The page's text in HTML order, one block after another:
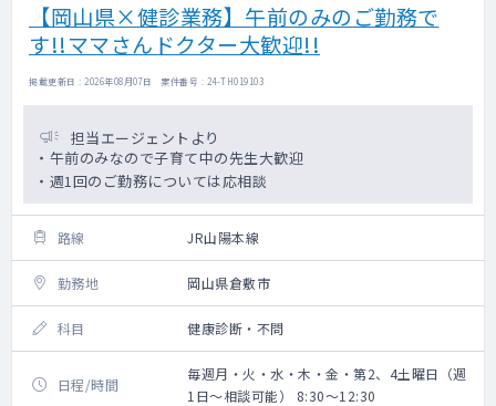
【岡山県×健診業務】午前のみのご勤務で
す!!ママさんドクター大歓迎!!
掲載更新日 : 2026年08月07日 案件番号 : 24-TH019103
担当エージェントより
・午前のみなので子育て中の先生大歓迎
・週1回のご勤務については応相談
路線 JR山陽本線
勤務地 岡山県倉敷市
科目 健康診断・不問
日程/時間
毎週月・火・水・木・金・第2、4土曜日（週
1日～相談可能） 8:30～12:30